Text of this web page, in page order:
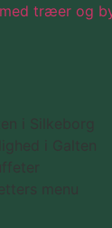
i Silkeborg
i Galten
menu